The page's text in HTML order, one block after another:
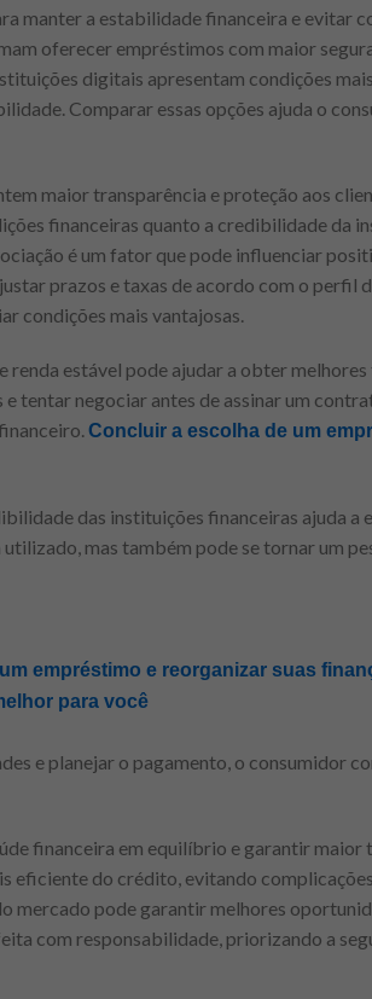
manter a estabilidade financeira e evitar
oferecer empréstimos com maior
digitais apresentam condições
Comparar essas opções ajuda o
maior transparência e proteção aos
financeiras quanto a credibilidade da
é um fator que pode influenciar
prazos e taxas de acordo com o perfil
condições mais vantajosas.
estável pode ajudar a obter
tentar negociar antes de assinar um
Concluir a escolha de um
das instituições financeiras ajuda
mas também pode se tornar um
empréstimo e reorganizar suas
para você
e planejar o pagamento, o consumidor
financeira em equilíbrio e garantir
eficiente do crédito, evitando
mercado pode garantir melhores
com responsabilidade, priorizando a